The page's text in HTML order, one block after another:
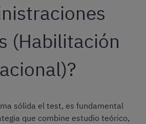
(Habilitación
sólida el test, es fundamental
que combine estudio teórico,